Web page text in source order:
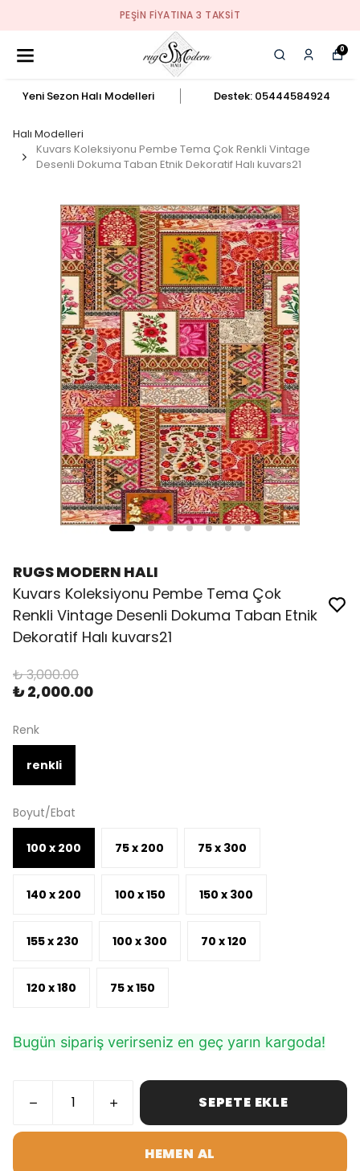
PEŞIN FIYATINA 3 TAKSIT
0
Yeni Sezon Halı Modelleri Destek: 05444584924
Halı Modelleri
Kuvars Koleksiyonu Pembe Tema Çok Renkli Vintage
Desenli Dokuma Taban Etnik Dekoratif Halı kuvars21
RUGS MODERN HALI
Kuvars Koleksiyonu Pembe Tema Çok
Renkli Vintage Desenli Dokuma Taban Etnik
Dekoratif Halı kuvars21
₺ 3,000.00
₺ 2,000.00
Renk
renkli
Boyut/Ebat
100 x 200 75 x 200 75 x 300
140 x 200 100 x 150 150 x 300
155 x 230 100 x 300 70 x 120
120 x 180 75 x 150
Bugün sipariş verirseniz en geç yarın kargoda!
SEPETE EKLE
HEMEN AL